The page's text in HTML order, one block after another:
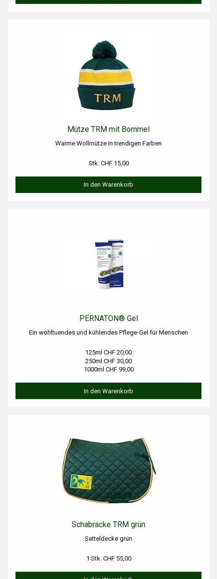
Mütze TRM mit Bommel
Warme Wollmütze in trendigen Farben
Stk. CHF 15,00
In den Warenkorb
PERNATON® Gel
Ein wohltuendes und kühlendes Pflege-Gel für Menschen
125ml CHF 20,00
250ml CHF 30,00
1000ml CHF 99,00
In den Warenkorb
Schabracke TRM grün
Satteldecke grün
1 Stk. CHF 55,00